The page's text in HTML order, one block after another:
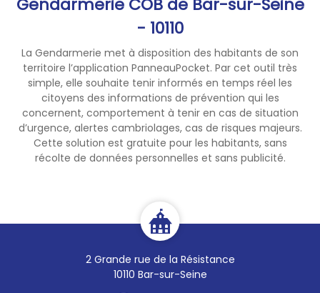
- 10110
La Gendarmerie met à disposition des habitants de son
territoire l’application PanneauPocket. Par cet outil très
simple, elle souhaite tenir informés en temps réel les
citoyens des informations de prévention qui les
concernent, comportement à tenir en cas de situation
d’urgence, alertes cambriolages, cas de risques majeurs.
Cette solution est gratuite pour les habitants, sans
récolte de données personnelles et sans publicité.
2 Grande rue de la Résistance
10110 Bar-sur-Seine
répréhensible.
Ne répondez pas !
Car cela montrerait aux
cybercriminels que votre
adresse de messagerie est
«valide» et que vous portez de
l’intérêt au message
d’escroquerie reçu.
Conservez les preuves !
Le message reçu pourra vous
Signalez la tentative
d’escroquerie
sur la plateforme dédiée du
ministère de l’Intérieur :